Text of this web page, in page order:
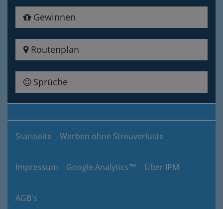
Gewinnen
Routenplan
Sprüche
Startseite Werben ohne Streuverluste
Impressum Google Analytics™ Über IPM
AGB's